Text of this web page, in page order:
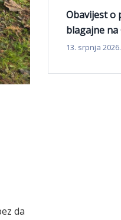
da
Obavijest o
blagajne
13. srpnja 2026.